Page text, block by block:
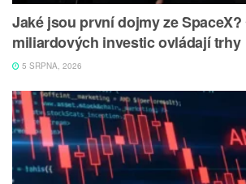
Jaké jsou první dojmy ze SpaceX?
miliardových investic ovládají trhy
5 SRPNA, 2026